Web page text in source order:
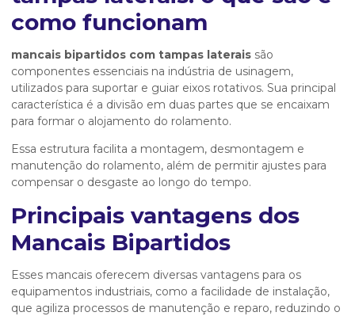
como funcionam
mancais bipartidos com tampas laterais são
componentes essenciais na indústria de usinagem,
utilizados para suportar e guiar eixos rotativos. Sua principal
característica é a divisão em duas partes que se encaixam
para formar o alojamento do rolamento.
Essa estrutura facilita a montagem, desmontagem e
manutenção do rolamento, além de permitir ajustes para
compensar o desgaste ao longo do tempo.
Principais vantagens dos
Mancais Bipartidos
Esses mancais oferecem diversas vantagens para os
equipamentos industriais, como a facilidade de instalação,
que agiliza processos de manutenção e reparo, reduzindo o